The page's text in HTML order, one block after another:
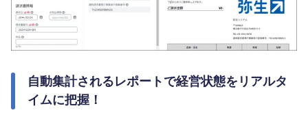
自動集計されるレポートで経営状態をリアルタ
イムに把握！